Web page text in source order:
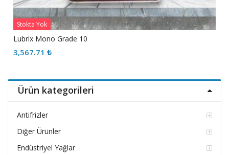
Stokta Yok
Lubrix Mono Grade 10
3,567.71 ₺
Ürün kategorileri
Antifrizler
Diğer Ürünler
Endüstriyel Yağlar